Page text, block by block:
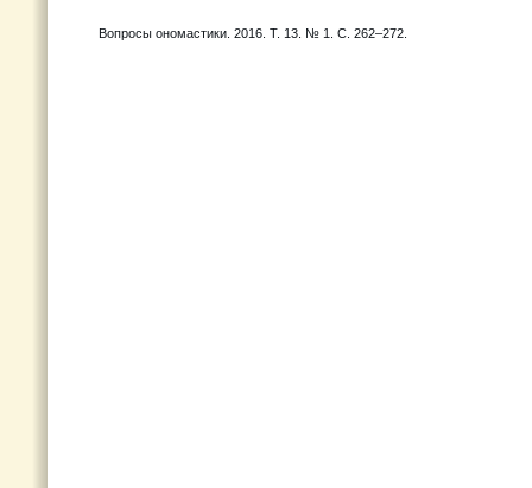
Вопросы ономастики. 2016. Т. 13. № 1. C. 262–272.